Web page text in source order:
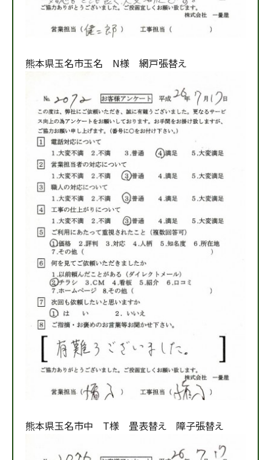
熊本県玉名市玉名 N様 網戸張替え
熊本県玉名市中 T様 畳表替え 障子張替え